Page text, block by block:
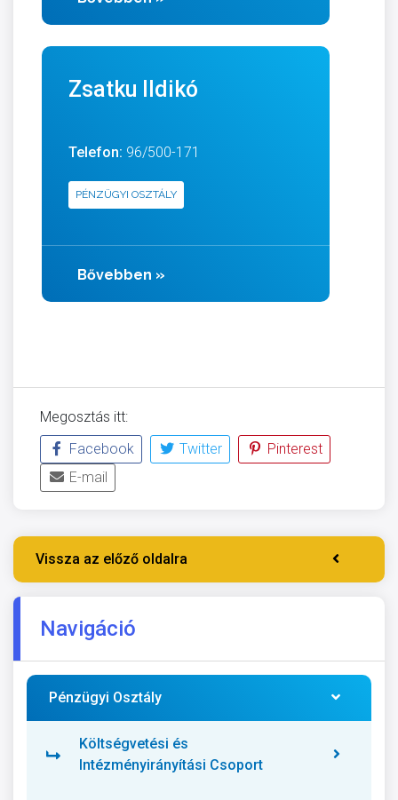
Zsatku Ildikó
Telefon: 96/500-171
PÉNZÜGYI OSZTÁLY
Bővebben »
Megosztás itt:
Facebook
Twitter
Pinterest
E-mail
Vissza az előző oldalra
Navigáció
Pénzügyi Osztály
Költségvetési és
Intézményirányítási Csoport